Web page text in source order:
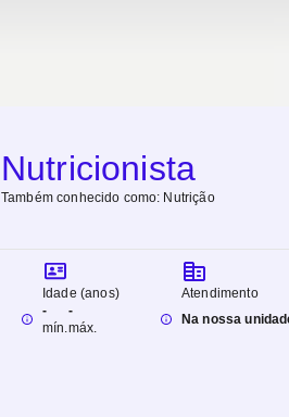
Nutricionista
Também conhecido como: Nutrição
Idade (anos)
-
mín.
-
máx.
Atendimento
Na nossa